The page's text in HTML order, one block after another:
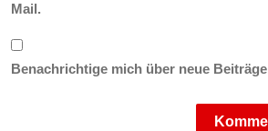
Mail.
Benachrichtige mich über neue